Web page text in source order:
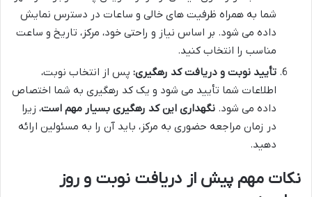
شما به همراه ظرفیت های خالی و ساعات در دسترس نمایش
داده می شود. بر اساس نیاز و راحتی خود، مرکز، تاریخ و ساعت
مناسب را انتخاب کنید.
تأیید نوبت و دریافت کد رهگیری: پس از انتخاب نوبت،
اطلاعات شما تأیید می شود و یک کد رهگیری به شما اختصاص
داده می شود. نگهداری این کد رهگیری بسیار مهم است، زیرا
در زمان مراجعه حضوری به مرکز، باید آن را به مسئولین ارائه
دهید.
نکات مهم پیش از دریافت نوبت و روز